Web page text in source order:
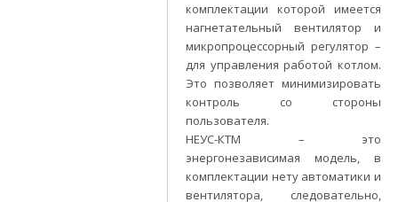
комплектации которой имеется
нагнетательный вентилятор и
микропроцессорный регулятор –
для управления работой котлом.
Это позволяет минимизировать
контроль со стороны
пользователя.
НЕУС-КТМ – это
энергонезависимая модель, в
комплектации нету автоматики и
вентилятора, следовательно,